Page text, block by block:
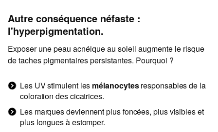
Autre conséquence néfaste :
l'hyperpigmentation.
Exposer une peau acnéique au soleil augmente le risque
de taches pigmentaires persistantes. Pourquoi ?
Les UV stimulent les mélanocytesresponsables de la
coloration des cicatrices.
Les marques deviennent plus foncées, plus visibles et
plus longues à estomper.